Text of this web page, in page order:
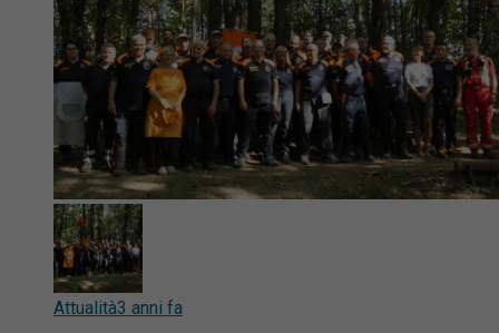
Attualità3 anni fa